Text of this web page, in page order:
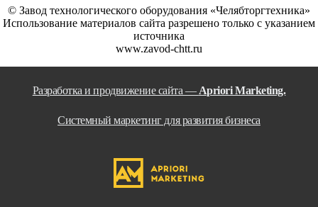
© Завод технологического оборудования «Челябторгтехника»
Использование материалов сайта разрешено только с указанием
источника
www.zavod-chtt.ru
Разработка и продвижение сайта — Apriori Marketing.
Системный маркетинг для развития бизнеса